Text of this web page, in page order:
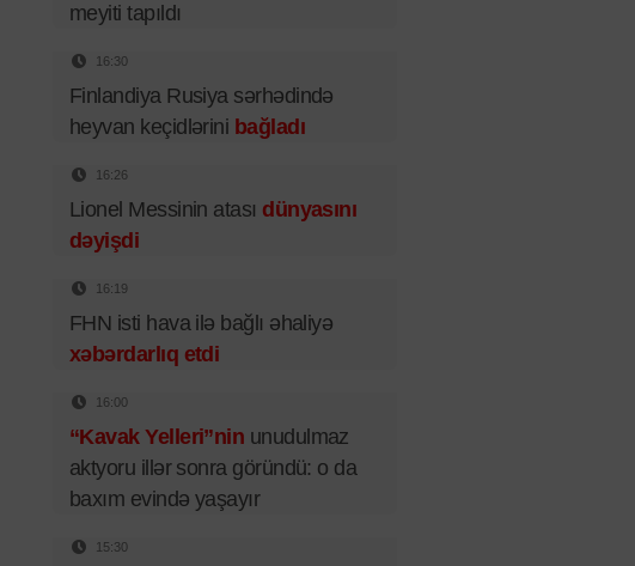
meyiti tapıldı
16:30
Finlandiya Rusiya sərhədində
heyvan keçidlərini bağladı
16:26
Lionel Messinin atası dünyasını
dəyişdi
16:19
FHN isti hava ilə bağlı əhaliyə
xəbərdarlıq etdi
16:00
“Kavak Yelleri”nin unudulmaz
aktyoru illər sonra göründü: o da
baxım evində yaşayır
15:30